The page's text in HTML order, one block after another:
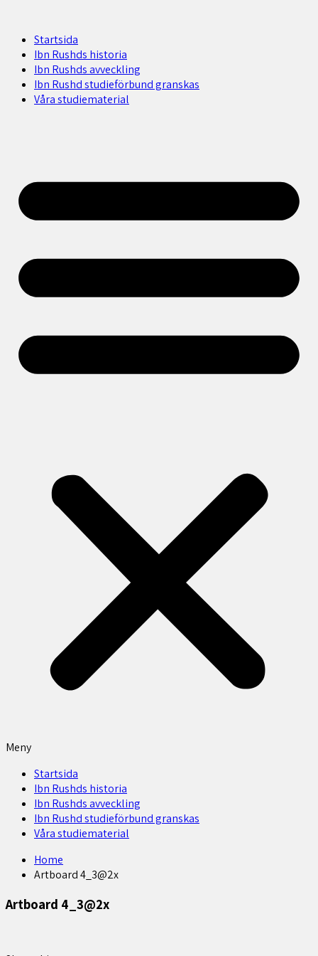
Startsida
Ibn Rushds historia
Ibn Rushds avveckling
Ibn Rushd studieförbund granskas​
Våra studiematerial
Meny
Startsida
Ibn Rushds historia
Ibn Rushds avveckling
Ibn Rushd studieförbund granskas​
Våra studiematerial
Home
Artboard 4_3@2x
Artboard 4_3@2x